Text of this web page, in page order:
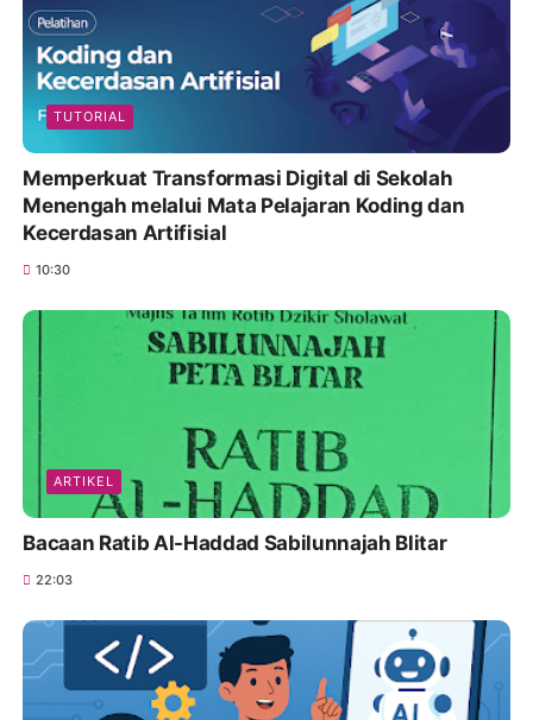
TUTORIAL
Memperkuat Transformasi Digital di Sekolah
Menengah melalui Mata Pelajaran Koding dan
Kecerdasan Artifisial
10:30
ARTIKEL
Bacaan Ratib Al-Haddad Sabilunnajah Blitar
22:03